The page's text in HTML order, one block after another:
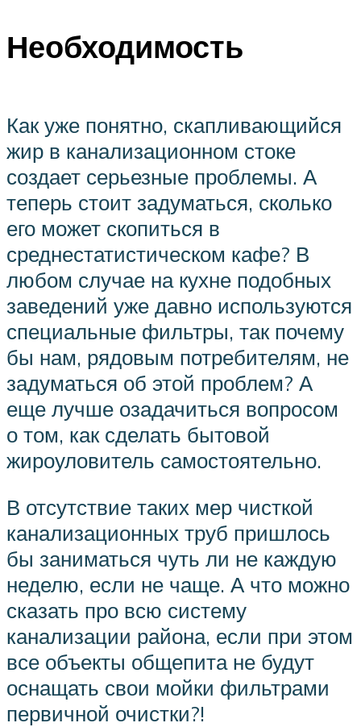
Необходимость
Как уже понятно, скапливающийся
жир в канализационном стоке
создает серьезные проблемы. А
теперь стоит задуматься, сколько
его может скопиться в
среднестатистическом кафе? В
любом случае на кухне подобных
заведений уже давно используются
специальные фильтры, так почему
бы нам, рядовым потребителям, не
задуматься об этой проблем? А
еще лучше озадачиться вопросом
о том, как сделать бытовой
жироуловитель самостоятельно.
В отсутствие таких мер чисткой
канализационных труб пришлось
бы заниматься чуть ли не каждую
неделю, если не чаще. А что можно
сказать про всю систему
канализации района, если при этом
все объекты общепита не будут
оснащать свои мойки фильтрами
первичной очистки?!